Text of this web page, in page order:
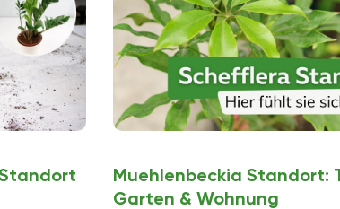
Muehlenbeckia Standort:
Garten & Wohnung